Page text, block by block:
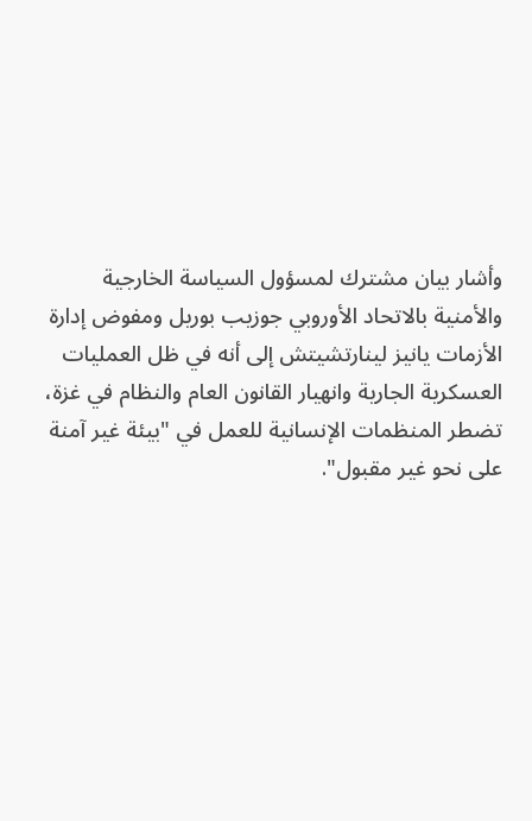
وأشار بيان مشترك لمسؤول السياسة الخارجية
والأمنية بالاتحاد الأوروبي جوزيب بوريل ومفوض إدارة
الأزمات يانيز لينارتشيتش إلى أنه في ظل العمليات
العسكرية الجارية وانهيار القانون العام والنظام في غزة،
تضطر المنظمات الإنسانية للعمل في "بيئة غير آمنة
على نحو غير مقبول".